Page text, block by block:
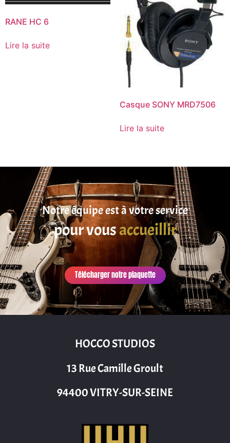
RANE HC 6
Lire la suite
Casque SONY MRD7506
Lire la suite
Notre équipe est à votre service
pour vousaccueillir
Télécharger notre plaquette
HOCCO STUDIOS
13 Rue Camille Groult
94400 VITRY-SUR-SEINE